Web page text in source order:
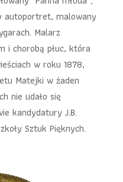
autoportret, malowany
Malarz
i chorobą płuc, która
w roku 1878,
Matejki w żaden
nie udało się
kandydatury J.B.
Sztuk Pięknych.